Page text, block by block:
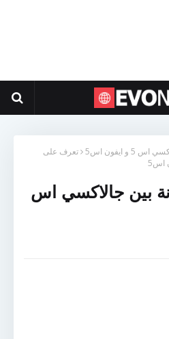
و ايفون اس5
تعرف على
بين جالاكسي اس